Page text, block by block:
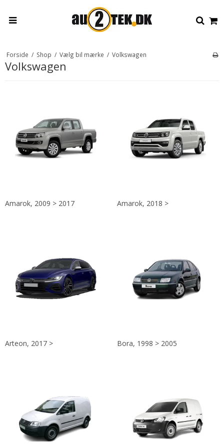
Forside / Shop / Vælg bil mærke / Volkswagen
Volkswagen
Amarok, 2009 > 2017 Amarok, 2018 >
Arteon, 2017 > Bora, 1998 > 2005